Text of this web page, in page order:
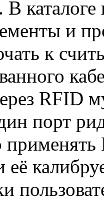
каталоге
и
к
RFID
порт
её